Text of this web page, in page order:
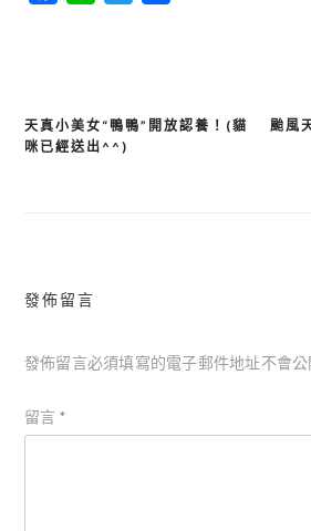
文
颱風
天真小美女“鴨鴨”開放認養！(貓
咪已經送出^^)
發佈留言
發佈留言必須填寫的電子郵件地址不會公
留言 *